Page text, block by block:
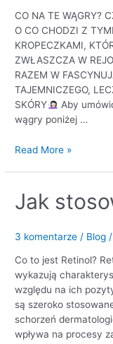
CO NA TE WĄGRY?
O CO CHODZI Z
KROPECZKAMI,
ZWŁASZCZA W
RAZEM W
TAJEMNICZEGO,
SKÓRY
Aby
wągry poniżej …
Read More »
Jak
3 komentarze / Blog
Co to jest Retinol?
wykazują
względu na ich
są szeroko
schorzeń
wpływa na procesy
Jak
stosować